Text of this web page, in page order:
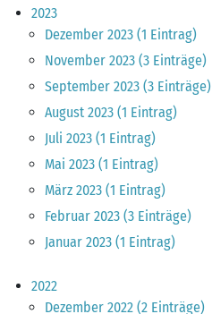
2023
Dezember 2023 (1 Eintrag)
November 2023 (3 Einträge)
September 2023 (3 Einträge)
August 2023 (1 Eintrag)
Juli 2023 (1 Eintrag)
Mai 2023 (1 Eintrag)
März 2023 (1 Eintrag)
Februar 2023 (3 Einträge)
Januar 2023 (1 Eintrag)
2022
Dezember 2022 (2 Einträge)